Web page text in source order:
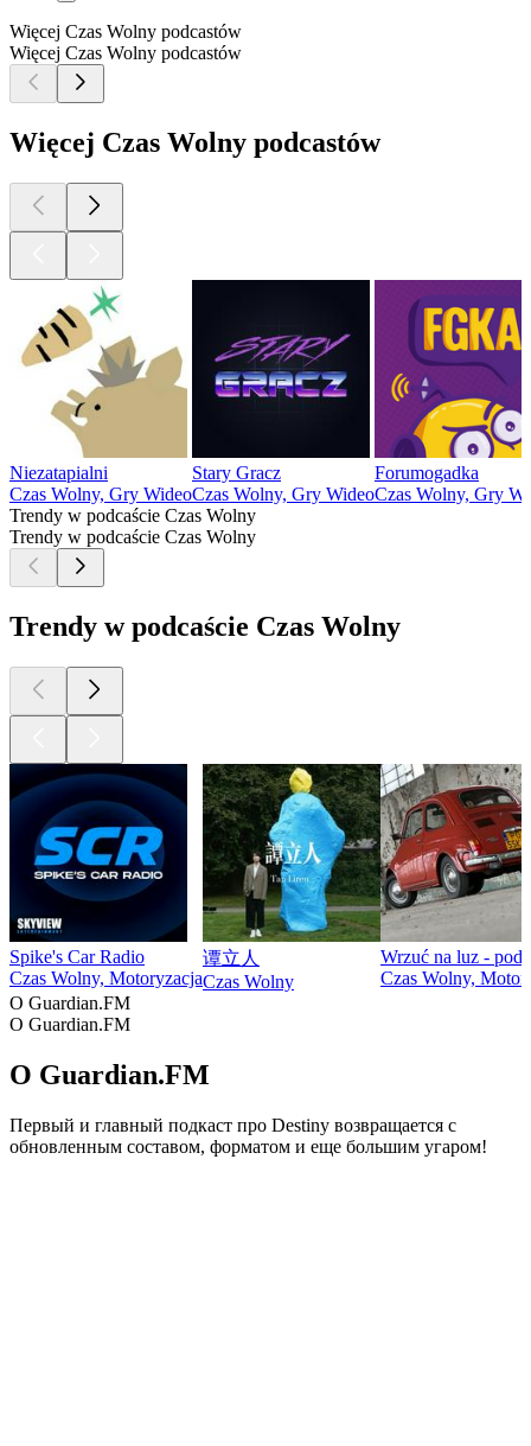
Więcej Czas Wolny podcastów
Więcej Czas Wolny podcastów
Więcej Czas Wolny podcastów
Niezatapialni
Czas Wolny, Gry Wideo
Stary Gracz
Czas Wolny, Gry Wideo
Forumogadka
Czas Wolny, Gry
Trendy w podcaście Czas Wolny
Trendy w podcaście Czas Wolny
Trendy w podcaście Czas Wolny
Spike's Car Radio
Czas Wolny, Motoryzacja
谭立人
Czas Wolny
Wrzuć na luz -
Czas Wolny,
O Guardian.FM
O Guardian.FM
O Guardian.FM
Первый и главный подкаст про Destiny возвращается с
обновленным составом, форматом и еще большим угаром!